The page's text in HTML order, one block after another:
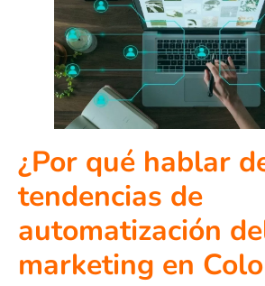
¿Por qué hablar
tendencias de
automatización
marketing en